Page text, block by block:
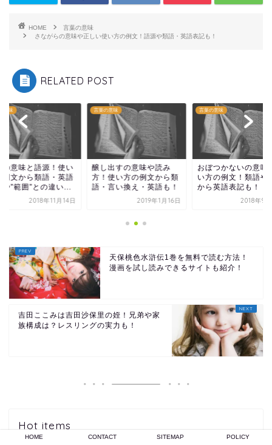
HOME
言葉の意味
さながらの意味や正しい使い方の例文！語源や類語・英語表記も！
RELATED POST
意味
の意味と語源！使い
例文から類語・英語
や”範囲”との違い...
2018年11月14日
言葉の意味
醸し出すの意味や読み
方！使い方の例文から類
語・言い換え・英語も！
2019年1月16日
言葉の意味
おぼつかないの意味
い方の例文！類語や
から英語表記も！
2018年9
天保桃色水滸伝1巻を無料で読む方法！
漫画を試し読みできるサイトも紹介！
吉田ここみは吉田沙保里の姪！兄弟や家
族構成は？レスリングの実力も！
Hot items
HOME CONTACT SITEMAP POLICY